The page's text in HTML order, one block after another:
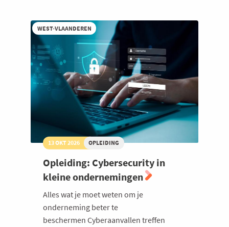
AI
-
vindbaar
blijven
met
GEO
WEST-VLAANDEREN
13 OKT 2026 OPLEIDING
Opleiding: Cybersecurity in
kleine ondernemingen
Alles wat je moet weten om je
onderneming beter te
beschermen Cyberaanvallen treffen